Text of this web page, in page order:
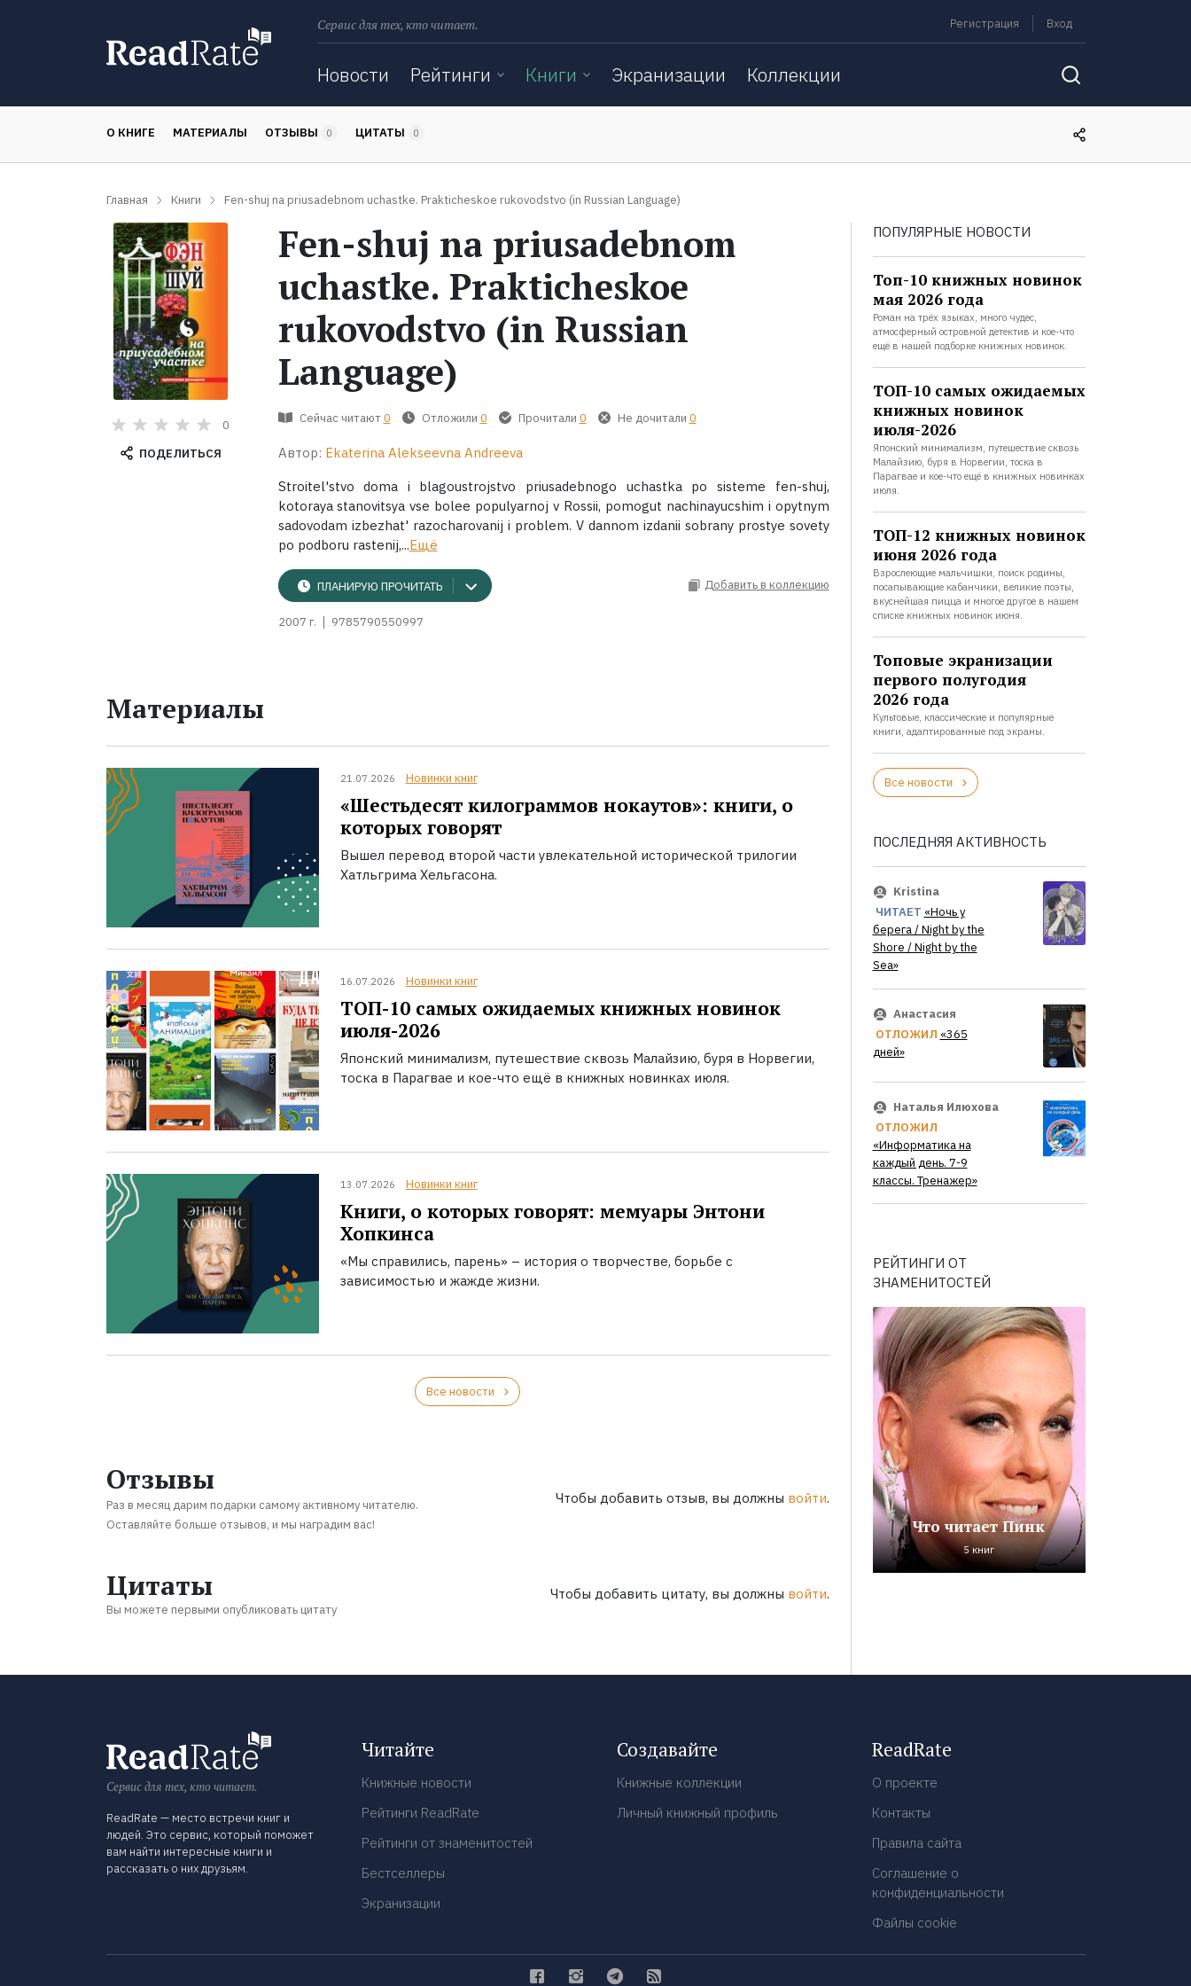
Сервис для тех, кто читает. Регистрация Вход
Новости Рейтинги Книги Экранизации Коллекции
О КНИГЕ МАТЕРИАЛЫ ОТЗЫВЫ 0 ЦИТАТЫ 0
Главная Книги Fen-shuj na priusadebnom uchastke. Prakticheskoe rukovodstvo (in Russian Language)
0
ПОДЕЛИТЬСЯ
Fen-shuj na priusadebnom
uchastke. Prakticheskoe
rukovodstvo (in Russian
Language)
Сейчас читают 0 Отложили 0 Прочитали 0 Не дочитали 0
Автор: Ekaterina Alekseevna Andreeva
Stroitel'stvo doma i blagoustrojstvo priusadebnogo uchastka po sisteme fen-shuj,
kotoraya stanovitsya vse bolee populyarnoj v Rossii, pomogut nachinayucshim i opytnym
sadovodam izbezhat' razocharovanij i problem. V dannom izdanii sobrany prostye sovety
po podboru rastenij,...Ещё
ПЛАНИРУЮ ПРОЧИТАТЬ Добавить в коллекцию
2007 г. 9785790550997
Материалы
21.07.2026 Новинки книг
«Шестьдесят килограммов нокаутов»: книги, о
которых говорят
Вышел перевод второй части увлекательной исторической трилогии
Хатльгрима Хельгасона.
16.07.2026 Новинки книг
ТОП-10 самых ожидаемых книжных новинок
июля-2026
Японский минимализм, путешествие сквозь Малайзию, буря в Норвегии,
тоска в Парагвае и кое-что ещё в книжных новинках июля.
13.07.2026 Новинки книг
Книги, о которых говорят: мемуары Энтони
Хопкинса
«Мы справились, парень» – история о творчестве, борьбе с
зависимостью и жажде жизни.
Все новости
Отзывы
Раз в месяц дарим подарки самому активному читателю.
Оставляйте больше отзывов, и мы наградим вас!
Чтобы добавить отзыв, вы должны войти.
Цитаты
Вы можете первыми опубликовать цитату
Чтобы добавить цитату, вы должны войти.
ПОПУЛЯРНЫЕ НОВОСТИ
Топ-10 книжных новинок
мая 2026 года
Роман на трёх языках, много чудес,
атмосферный островной детектив и кое-что
ещё в нашей подборке книжных новинок.
ТОП-10 самых ожидаемых
книжных новинок
июля-2026
Японский минимализм, путешествие сквозь
Малайзию, буря в Норвегии, тоска в
Парагвае и кое-что ещё в книжных новинках
июля.
ТОП-12 книжных новинок
июня 2026 года
Взрослеющие мальчишки, поиск родины,
посапывающие кабанчики, великие поэты,
вкуснейшая пицца и многое другое в нашем
списке книжных новинок июня.
Топовые экранизации
первого полугодия
2026 года
Культовые, классические и популярные
книги, адаптированные под экраны.
Все новости
ПОСЛЕДНЯЯ АКТИВНОСТЬ
Kristina
ЧИТАЕТ «Ночь у
берега / Night by the
Shore / Night by the
Sea»
Анастасия
ОТЛОЖИЛ «365
дней»
Наталья Илюхова
ОТЛОЖИЛ
«Информатика на
каждый день. 7-9
классы. Тренажер»
РЕЙТИНГИ ОТ
ЗНАМЕНИТОСТЕЙ
Что читает Пинк
5 книг
Сервис для тех, кто читает.
ReadRate — место встречи книг и
людей. Это сервис, который поможет
вам найти интересные книги и
рассказать о них друзьям.
Читайте
Книжные новости
Рейтинги ReadRate
Рейтинги от знаменитостей
Бестселлеры
Экранизации
Создавайте
Книжные коллекции
Личный книжный профиль
ReadRate
О проекте
Контакты
Правила сайта
Соглашение о
конфиденциальности
Файлы cookie